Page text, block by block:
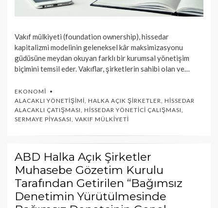
Vakıf mülkiyeti (foundation ownership), hissedar
kapitalizmi modelinin geleneksel kâr maksimizasyonu
güdüsüne meydan okuyan farklı bir kurumsal yönetişim
biçimini temsil eder. Vakıflar, şirketlerin sahibi olan ve…
EKONOMI
ALACAKLI YÖNETIŞIMI HALKA AÇIK ŞIRKETLER HISSEDAR
ALACAKLI ÇATIŞMASI HISSEDAR YÖNETICI ÇALIŞMASI
SERMAYE PIYASASI VAKIF MÜLKIYETI
ABD Halka Açık Şirketler
Muhasebe Gözetim Kurulu
Tarafından Getirilen “Bağımsız
Denetimin Yürütülmesinde